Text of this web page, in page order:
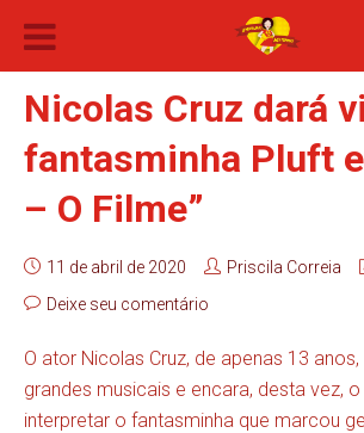
Nicolas Cruz dará
fantasminha Pluft
– O Filme”
11 de abril de 2020 Priscila Correia
Deixe seu comentário
O ator Nicolas Cruz, de apenas 13
grandes musicais e encara, desta vez,
interpretar o fantasminha que marcou